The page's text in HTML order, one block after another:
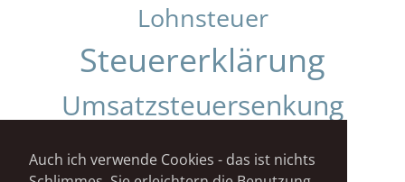
Auch ich verwende Cookies - das ist nichts
Lohnsteuer
Steuererklärung
Umsatzsteuersenkung
Urteil